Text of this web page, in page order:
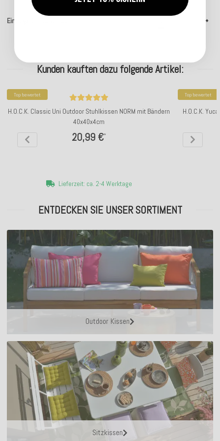
Einträge 1 – 10 von 55
Kunden kauften dazu folgende Artikel:
Top bewertet
H.O.C.K. Classic Uni Outdoor Stuhlkissen NORM mit Bändern
40x40x4cm
20,99 €*
Lieferzeit: ca. 2-4 Werktage
Top bewertet
H.O.C.K.
ENTDECKEN SIE UNSER SORTIMENT
Outdoor Kissen
Sitzkissen